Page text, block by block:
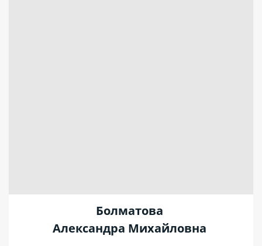
Болматова
Александра Михайловна